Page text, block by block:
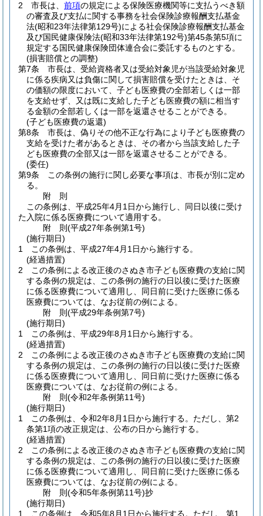
2
市長は、 前項の規定による保険医療機関等に支払うべき額
の審査及び支払に関する事務を社会保険診療報酬支払基金
法(昭和23年法律第129号)による社会保険診療報酬支払基金
及び国民健康保険法(昭和33年法律第192号)第45条第5項に
規定する国民健康保険団体連合会に委託するものとする。
(損害賠償との調整)
第7条
市長は、受給資格者又は受給対象児が当該受給対象児
に係る疾病又は負傷に関して損害賠償を受けたときは、そ
の価額の限度において、子ども医療費の全部若しくは一部
を支給せず、又は既に支給した子ども医療費の額に相当す
る金額の全部若しくは一部を返還させることができる。
(子ども医療費の返還)
第8条
市長は、偽りその他不正な行為により子ども医療費の
支給を受けた者があるときは、その者から当該支給した子
ども医療費の全部又は一部を返還させることができる。
(委任)
第9条
この条例の施行に関し必要な事項は、市長が別に定め
る。
附 則
この条例は、平成25年4月1日から施行し、同日以後に受け
た入院に係る医療費について適用する。
附 則(平成27年条例第1号)
(施行期日)
1
この条例は、平成27年4月1日から施行する。
(経過措置)
2
この条例による改正後のさぬき市子ども医療費の支給に関
する条例の規定は、この条例の施行の日以後に受けた医療
に係る医療費について適用し、同日前に受けた医療に係る
医療費については、なお従前の例による。
附 則(平成29年条例第7号)
(施行期日)
1
この条例は、平成29年8月1日から施行する。
(経過措置)
2
この条例による改正後のさぬき市子ども医療費の支給に関
する条例の規定は、この条例の施行の日以後に受けた医療
に係る医療費について適用し、同日前に受けた医療に係る
医療費については、なお従前の例による。
附 則(令和2年条例第11号)
(施行期日)
1
この条例は、令和2年8月1日から施行する。 ただし、第2
条第1項の改正規定は、公布の日から施行する。
(経過措置)
2
この条例による改正後のさぬき市子ども医療費の支給に関
する条例の規定は、この条例の施行の日以後に受けた医療
に係る医療費について適用し、同日前に受けた医療に係る
医療費については、なお従前の例による。
附 則(令和5年条例第11号)抄
(施行期日)
1
この条例は、令和5年8月1日から施行する。 ただし、第1